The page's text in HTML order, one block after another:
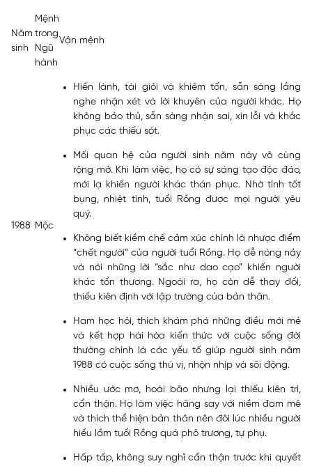
Năm
sinh
Mệnh
trong
Ngũ
hành
Vận mệnh
1988 Mộc
Hiền lành, tài giỏi và khiêm tốn, sẵn sàng lắng
nghe nhận xét và lời khuyên của người khác. Họ
không bảo thủ, sẵn sàng nhận sai, xin lỗi và khắc
phục các thiếu sót.
Mối quan hệ của người sinh năm này vô cùng
rộng mở. Khi làm việc, họ có sự sáng tạo độc đáo,
mới lạ khiến người khác thán phục. Nhờ tính tốt
bụng, nhiệt tình, tuổi Rồng được mọi người yêu
quý.
Không biết kiềm chế cảm xúc chính là nhược điểm
“chết người” của người tuổi Rồng. Họ dễ nóng nảy
và nói những lời “sắc như dao cạo” khiến người
khác tổn thương. Ngoài ra, họ còn dễ thay đổi,
thiếu kiên định với lập trường của bản thân.
Ham học hỏi, thích khám phá những điều mới mẻ
và kết hợp hài hòa kiến thức với cuộc sống đời
thường chính là các yếu tố giúp người sinh năm
1988 có cuộc sống thú vị, nhộn nhịp và sôi động.
Nhiều ước mơ, hoài bão nhưng lại thiếu kiên trì,
cẩn thận. Họ làm việc hăng say với niềm đam mê
và thích thể hiện bản thân nên đôi lúc nhiều người
hiểu lầm tuổi Rồng quá phô trương, tự phụ.
Hấp tấp, không suy nghĩ cẩn thận trước khi quyết